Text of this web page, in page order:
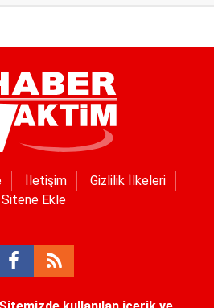
İletişim
Gizlilik İlkeleri
Sitene Ekle